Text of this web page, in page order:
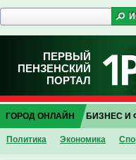
ПЕРВЫЙ
ПЕНЗЕНСКИЙ
ПОРТАЛ
ГОРОД ОНЛАЙН
Политика Экономика
БИЗНЕС И